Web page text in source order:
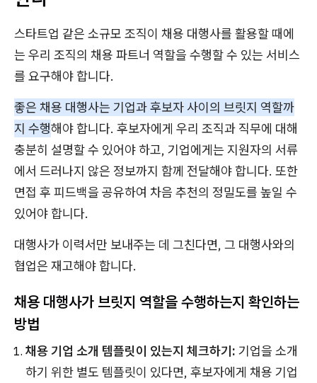
스타트업 같은 소규모 조직이 채용 대행사를 활용할 때에
는 우리 조직의 채용 파트너 역할을 수행할 수 있는 서비스
를 요구해야 합니다.
좋은 채용 대행사는 기업과 후보자 사이의 브릿지 역할까
지 수행해야 합니다. 후보자에게 우리 조직과 직무에 대해
충분히 설명할 수 있어야 하고, 기업에게는 지원자의 서류
에서 드러나지 않은 정보까지 함께 전달해야 합니다. 또한
면접 후 피드백을 공유하여 차음 추천의 정밀도를 높일 수
있어야 합니다.
대행사가 이력서만 보내주는 데 그친다면, 그 대행사와의
협업은 재고해야 합니다.
채용 대행사가 브릿지 역할을 수행하는지 확인하는
방법
채용 기업 소개 템플릿이 있는지 체크하기: 기업을 소개
하기 위한 별도 템플릿이 있다면, 후보자에게 채용 기업